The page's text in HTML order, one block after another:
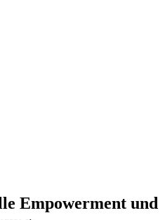
Empowerment und